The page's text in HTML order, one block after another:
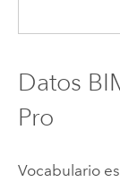
Datos
Pro
Vocabulario